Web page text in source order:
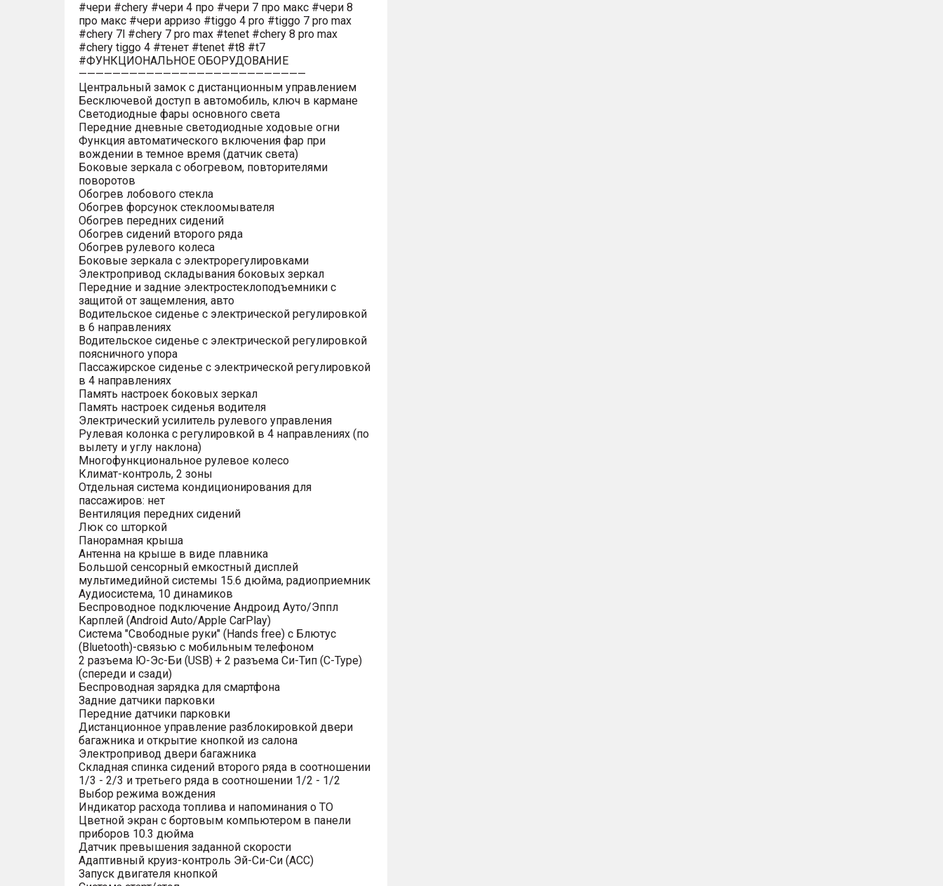
#чери #chery #чери 4 про #чери 7 про макс #чери 8
про макс #чери арризо #tiggo 4 pro #tiggo 7 pro max
#chery 7l #chery 7 pro max #tenet #chery 8 pro max
#chery tiggo 4 #тенет #tenet #t8 #t7
#ФУНКЦИОНАЛЬНОЕ ОБОРУДОВАНИЕ
———————————————————————————
Центральный замок с дистанционным управлением
Бесключевой доступ в автомобиль, ключ в кармане
Светодиодные фары основного света
Передние дневные светодиодные ходовые огни
Функция автоматического включения фар при
вождении в темное время (датчик света)
Боковые зеркала с обогревом, повторителями
поворотов
Обогрев лобового стекла
Обогрев форсунок стеклоомывателя
Обогрев передних сидений
Обогрев сидений второго ряда
Обогрев рулевого колеса
Боковые зеркала с электрорегулировками
Электропривод складывания боковых зеркал
Передние и задние электростеклоподъемники с
защитой от защемления, авто
Водительское сиденье с электрической регулировкой
в 6 направлениях
Водительское сиденье с электрической регулировкой
поясничного упора
Пассажирское сиденье с электрической регулировкой
в 4 направлениях
Память настроек боковых зеркал
Память настроек сиденья водителя
Электрический усилитель рулевого управления
Рулевая колонка с регулировкой в 4 направлениях (по
вылету и углу наклона)
Многофункциональное рулевое колесо
Климат-контроль, 2 зоны
Отдельная система кондиционирования для
пассажиров: нет
Вентиляция передних сидений
Люк со шторкой
Панорамная крыша
Антенна на крыше в виде плавника
Большой сенсорный емкостный дисплей
мультимедийной системы 15.6 дюйма, радиоприемник
Аудиосистема, 10 динамиков
Беспроводное подключение Андроид Ауто/Эппл
Карплей (Android Auto/Apple CarPlay)
Система "Свободные руки" (Hands free) с Блютус
(Bluetooth)-связью с мобильным телефоном
2 разъема Ю-Эс-Би (USB) + 2 разъема Си-Тип (C-Type)
(спереди и сзади)
Беспроводная зарядка для смартфона
Задние датчики парковки
Передние датчики парковки
Дистанционное управление разблокировкой двери
багажника и открытие кнопкой из салона
Электропривод двери багажника
Складная спинка сидений второго ряда в соотношении
1/3 - 2/3 и третьего ряда в соотношении 1/2 - 1/2
Выбор режима вождения
Индикатор расхода топлива и напоминания о ТО
Цветной экран с бортовым компьютером в панели
приборов 10.3 дюйма
Датчик превышения заданной скорости
Адаптивный круиз-контроль Эй-Си-Си (ACC)
Запуск двигателя кнопкой